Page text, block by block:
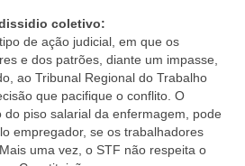
coletivo:
de ação judicial, em que os
e dos patrões, diante um impasse,
ao Tribunal Regional do Trabalho
que pacifique o conflito. O
piso salarial da enfermagem, pode
empregador, se os trabalhadores
uma vez, o STF não respeita o